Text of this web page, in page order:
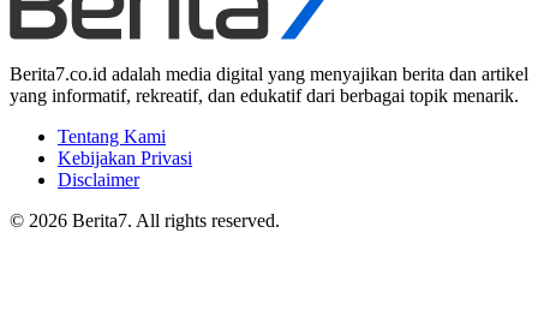
Berita7.co.id adalah media digital yang menyajikan berita dan artikel
yang informatif, rekreatif, dan edukatif dari berbagai topik menarik.
Tentang Kami
Kebijakan Privasi
Disclaimer
© 2026 Berita7. All rights reserved.